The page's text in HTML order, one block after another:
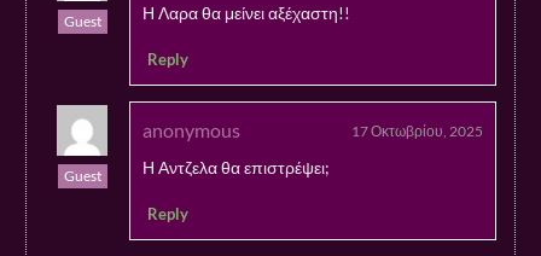
Guest Η Λαρα θα μείνει αξέχαστη!!
Reply
Guest
anonymous 17 Οκτωβρίου, 2025
Η Αντζελα θα επιστρέψει;
Reply